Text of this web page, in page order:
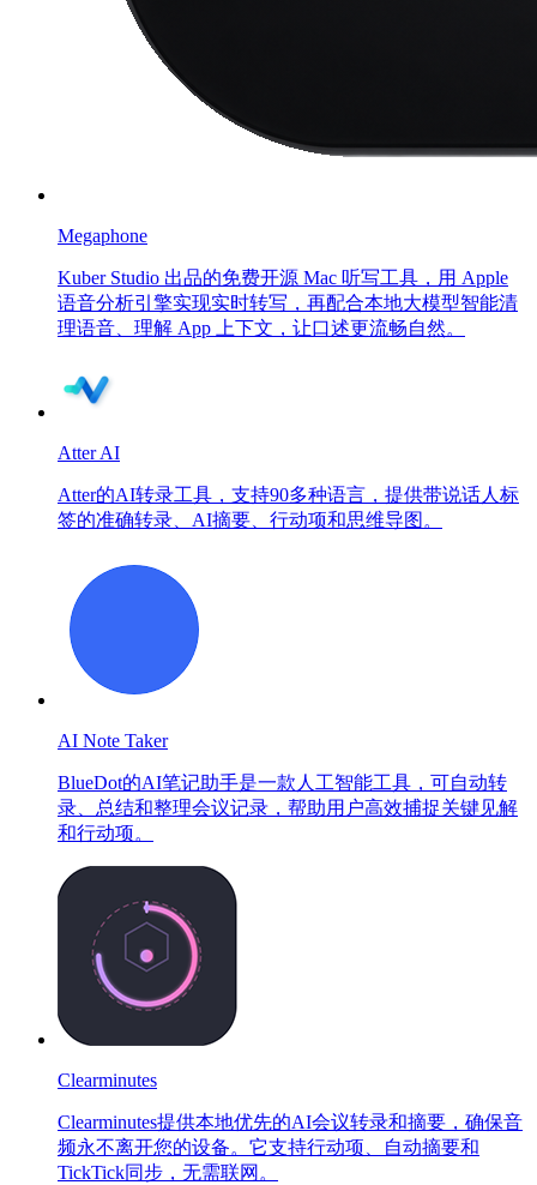
Megaphone
Kuber Studio 出品的免费开源 Mac 听写工具，用 Apple
语音分析引擎实现实时转写，再配合本地大模型智能清
理语音、理解 App 上下文，让口述更流畅自然。
Atter AI
Atter的AI转录工具，支持90多种语言，提供带说话人标
签的准确转录、AI摘要、行动项和思维导图。
AI Note Taker
BlueDot的AI笔记助手是一款人工智能工具，可自动转
录、总结和整理会议记录，帮助用户高效捕捉关键见解
和行动项。
Clearminutes
Clearminutes提供本地优先的AI会议转录和摘要，确保音
频永不离开您的设备。它支持行动项、自动摘要和
TickTick同步，无需联网。